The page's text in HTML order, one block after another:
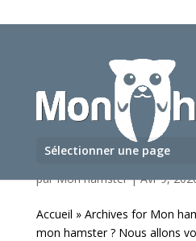
Sélectionner une page
Quels jouets pour mon
parMon hamster|Avr 9,
Accueil » Archives for Mon
mon hamster ? Nous allons